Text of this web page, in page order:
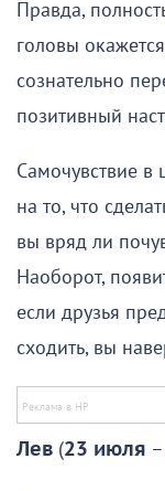
Правда,
головы
сознательно
позитивный
Самочувствие в
на то, что
вы вряд ли
Наоборот,
если друзья
сходить, вы
Лев (23 июля –